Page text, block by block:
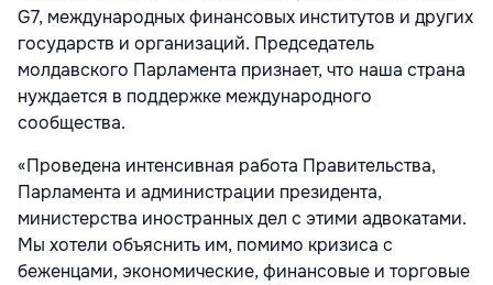
G7, международных финансовых институтов и других
государств и организаций. Председатель
молдавского Парламента признает, что наша страна
нуждается в поддержке международного
сообщества.
«Проведена интенсивная работа Правительства,
Парламента и администрации президента,
министерства иностранных дел с этими адвокатами.
Мы хотели объяснить им, помимо кризиса с
беженцами, экономические, финансовые и торговые